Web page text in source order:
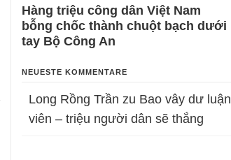
Hàng triệu công dân Việt Nam
bỗng chốc thành chuột bạch dưới
tay Bộ Công An
NEUESTE KOMMENTARE
Long Rồng Trần zu Bao vây dư luận
viên – triệu người dân sẽ thắng